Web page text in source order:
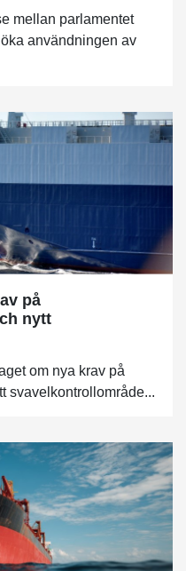
mellan parlamentet
användningen av
på
nytt
om nya krav på
svavelkontrollområde...